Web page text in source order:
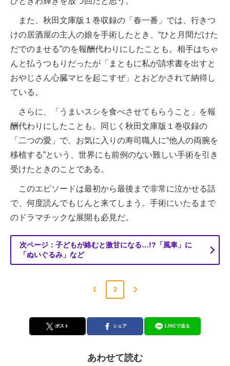
また、秋田文庫版１巻収録の「春一番」では、行きつ
けの居酒屋の主人の娘を手術したとき、“ひと月間だけた
だでのませる”のを報酬代わりにしたことも。相手はちゃ
んと払うつもりだったが「まともに私が請求書を出すと
おやじさん心臓マヒを起こすぜ」とおどかされて納得し
ている。
さらに、「うまいスシを食べさせてもらうこと」を報
酬代わりにしたことも。同じく秋田文庫版１巻収録の
「二つの愛」で、お気に入りの寿司職人に“他人の両腕を
移植する”という、世界にも前例のない難しい手術を引き
受けたときのことである。
このエピソードは最初から最後まで非常に泣かせる話
で、何度読んでもじんと来てしまう。手術にいたるまで
のドラマチックな展開も必見だ。
次ページ：子どもが絡むと激甘になる…!?「風車」に
「ぬいぐるみ」など
1 2
ポスト シェア LINEで送る
あわせて読む